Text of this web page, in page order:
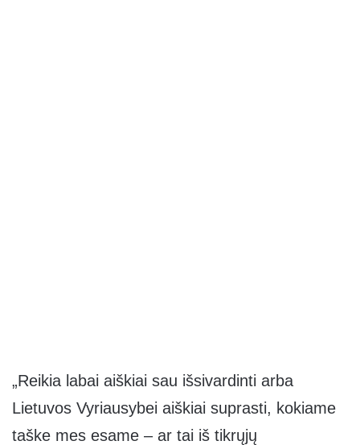
„Reikia labai aiškiai sau išsivardinti arba
Lietuvos Vyriausybei aiškiai suprasti, kokiame
taške mes esame – ar tai iš tikrųjų